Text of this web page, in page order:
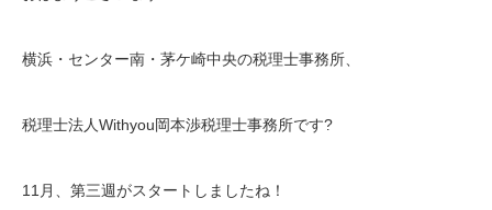
横浜・センター南・茅ケ崎中央の税理士事務所、
税理士法人Withyou岡本渉税理士事務所です?
11月、第三週がスタートしましたね！